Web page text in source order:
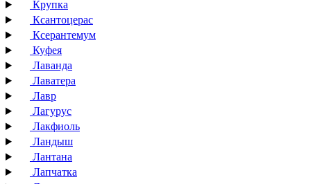
Крупка
Ксантоцерас
Ксерантемум
Куфея
Лаванда
Лаватера
Лавр
Лагурус
Лакфиоль
Ландыш
Лантана
Лапчатка